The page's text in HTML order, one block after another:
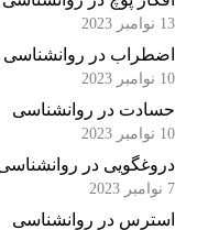
اضطراب در روانشناسی
حسادت در روانشناسی
دروغگویی در روانشناسی
استرس در روانشناسی